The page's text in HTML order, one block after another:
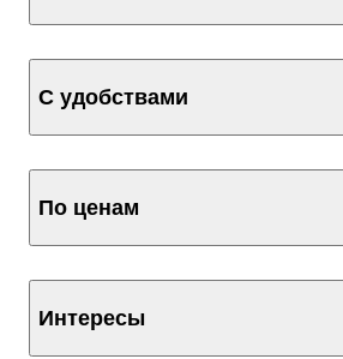
С удобствами
По ценам
Интересы